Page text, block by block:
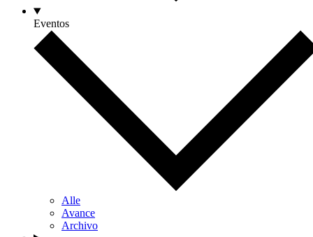
Eventos
Alle
Avance
Archivo